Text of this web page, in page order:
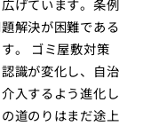
げています。条例
解決が困難である
。 ゴミ屋敷対策
識が変化し、自治
入するよう進化し
道のりはまだ途上